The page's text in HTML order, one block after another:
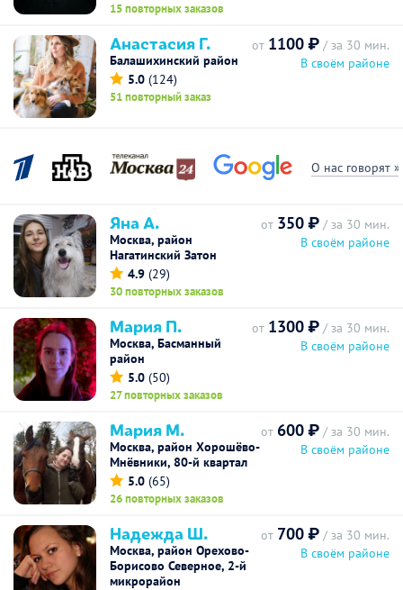
15 повторных заказов
Анастасия Г.
Балашихинский район
5.0 (124)
51 повторный заказ
от 1100 ₽ / за 30 мин.
В своём районе
О нас говорят »
Яна А.
Москва, район
Нагатинский Затон
4.9 (29)
30 повторных заказов
от 350 ₽ / за 30 мин.
В своём районе
Мария П.
Москва, Басманный
район
5.0 (50)
27 повторных заказов
от 1300 ₽ / за 30 мин.
В своём районе
Мария М.
Москва, район Хорошёво-
Мнёвники, 80-й квартал
5.0 (65)
26 повторных заказов
от 600 ₽ / за 30 мин.
В своём районе
Надежда Ш.
Москва, район Орехово-
Борисово Северное, 2-й
микрорайон
от 700 ₽ / за 30 мин.
В своём районе